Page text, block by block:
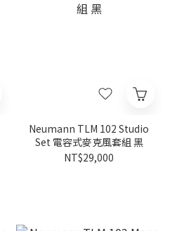
Neumann TLM 102 Studio
Set 電容式麥克風套組 黑
NT$29,000